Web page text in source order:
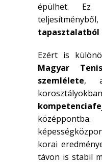
épülhet.
tapasztalatból
Ezért is
Magyar
szemlélete,
korai
távon is stabil